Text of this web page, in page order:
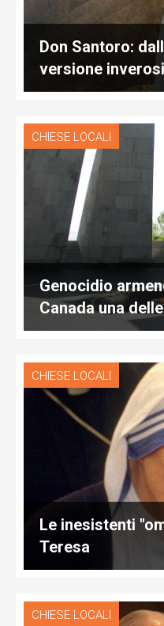
Don Santoro:
versione
CHIESE LOCALI
Genocidio
Canada una
CHIESE LOCALI
Le inesistenti
Teresa
CHIESE LOCALI